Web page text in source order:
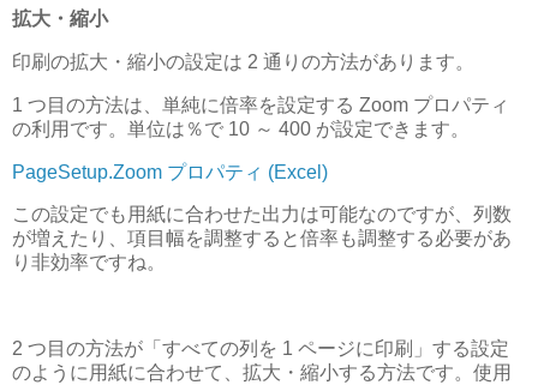
拡大・縮小
印刷の拡大・縮小の設定は 2 通りの方法があります。
1 つ目の方法は、単純に倍率を設定する Zoom プロパティ
の利用です。単位は％で 10 ～ 400 が設定できます。
PageSetup.Zoom プロパティ (Excel)
この設定でも用紙に合わせた出力は可能なのですが、列数
が増えたり、項目幅を調整すると倍率も調整する必要があ
り非効率ですね。
2 つ目の方法が「すべての列を 1 ページに印刷」する設定
のように用紙に合わせて、拡大・縮小する方法です。使用